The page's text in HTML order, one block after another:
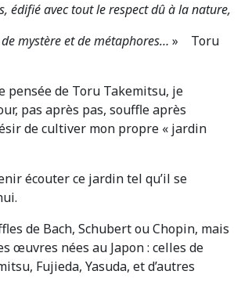
édifié avec tout le respect dû à la nature,
mystère et de métaphores… » Toru
pensée de Toru Takemitsu, je
pas après pas, souffle après
de cultiver mon propre « jardin
écouter ce jardin tel qu’il se
de Bach, Schubert ou Chopin, mais
œuvres nées au Japon : celles de
Fujieda, Yasuda, et d’autres